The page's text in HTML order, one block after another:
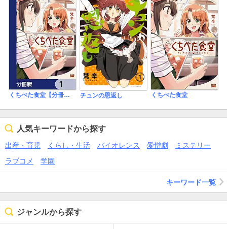
くちべた食堂【分冊版】 チュンの恩返し くちべた食堂
人気キーワードから探す
出産・育児 くらし・生活 バイオレンス 愛憎劇
ミステリー
ラブコメ
学園
キーワード一覧
ジャンルから探す